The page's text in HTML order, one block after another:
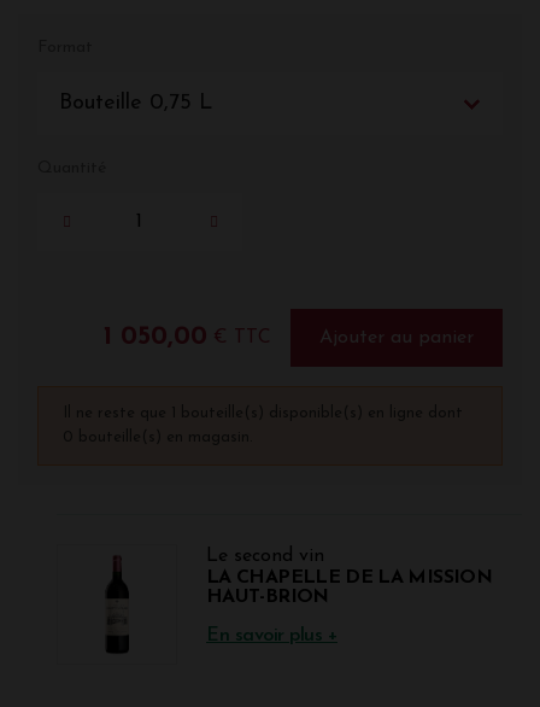
Bouteille 0,75 L
1 050,00 € TTC Ajouter au panier
Le second vin
LA CHAPELLE DE LA MISSION
HAUT-BRION
En savoir plus +